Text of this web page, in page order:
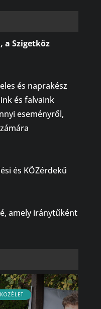
Szigetköz
és naprakész
és falvaink
eseményről,
és KÖZérdekű
amely iránytűként